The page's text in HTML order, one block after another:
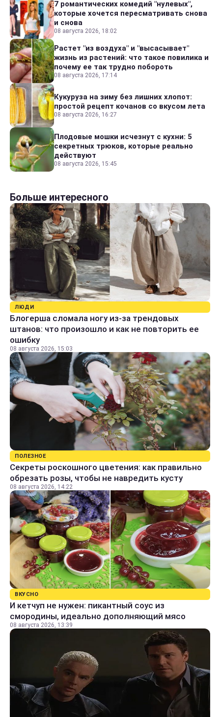
7 романтических комедий "нулевых",
которые хочется пересматривать снова
и снова
08 августа 2026, 18:02
Растет "из воздуха" и "высасывает"
жизнь из растений: что такое повилика и
почему ее так трудно побороть
08 августа 2026, 17:14
Кукуруза на зиму без лишних хлопот:
простой рецепт кочанов со вкусом лета
08 августа 2026, 16:27
Плодовые мошки исчезнут с кухни: 5
секретных трюков, которые реально
действуют
08 августа 2026, 15:45
Больше интересного
ЛЮДИ
Блогерша сломала ногу из-за трендовых
штанов: что произошло и как не повторить ее
ошибку
08 августа 2026, 15:03
ПОЛЕЗНОЕ
Секреты роскошного цветения: как правильно
обрезать розы, чтобы не навредить кусту
08 августа 2026, 14:22
ВКУСНО
И кетчуп не нужен: пикантный соус из
смородины, идеально дополняющий мясо
08 августа 2026, 13:39